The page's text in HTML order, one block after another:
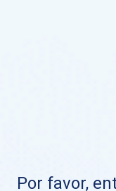
Por favor,